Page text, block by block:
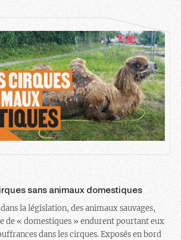
sans animaux domestiques
la législation, des animaux sauvages,
de « domestiques » endurent pourtant eux
dans les cirques. Exposés en bord